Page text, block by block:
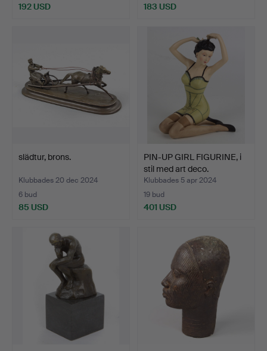
192 USD 183 USD
slädtur, brons.
Klubbades 20 dec 2024
6 bud
85 USD
PIN-UP GIRL FIGURINE, i
stil med art deco.
Klubbades 5 apr 2024
19 bud
401 USD